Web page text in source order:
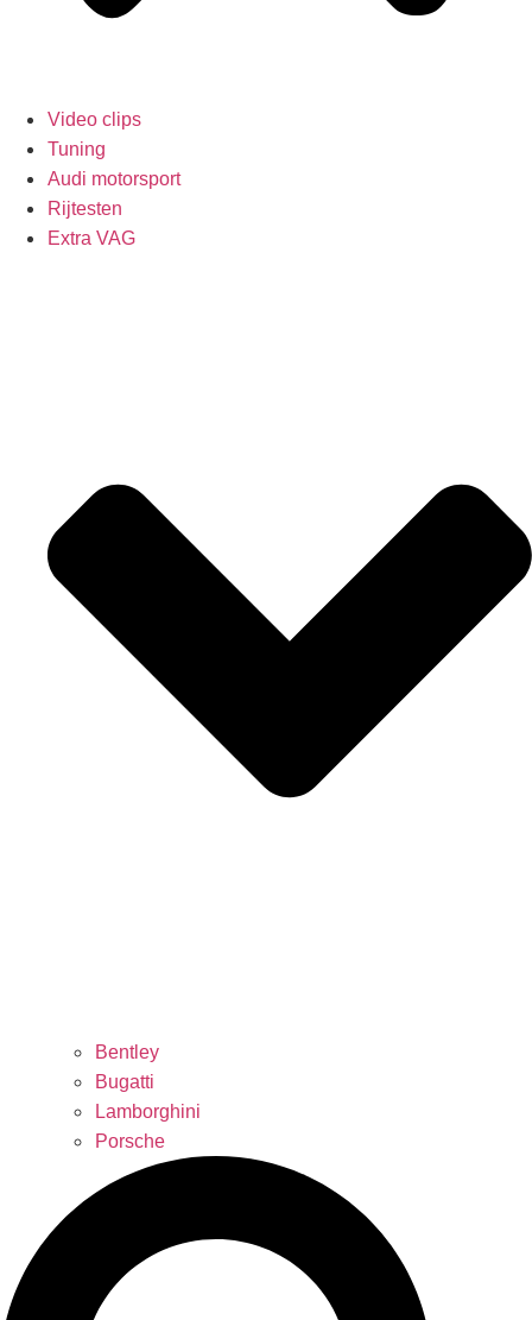
Video clips
Tuning
Audi motorsport
Rijtesten
Extra VAG
Bentley
Bugatti
Lamborghini
Porsche